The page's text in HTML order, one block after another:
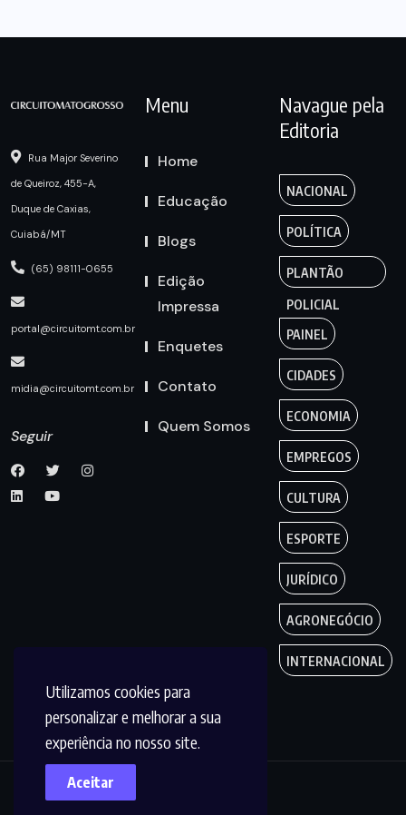
Utilizamos cookies para
personalizar e melhorar a sua
experiência no nosso site.
Aceitar
Rua Major Severino
de Queiroz, 455-A,
Duque de Caxias,
Cuiabá/MT
(65) 98111-0655
portal@circuitomt.com.br
midia@circuitomt.com.br
Seguir
Menu
Home
Educação
Blogs
Edição
Impressa
Enquetes
Contato
Quem Somos
Navague pela
Editoria
NACIONAL
POLÍTICA
PLANTÃO
POLICIAL
PAINEL
CIDADES
ECONOMIA
EMPREGOS
CULTURA
ESPORTE
JURÍDICO
AGRONEGÓCIO
INTERNACIONAL